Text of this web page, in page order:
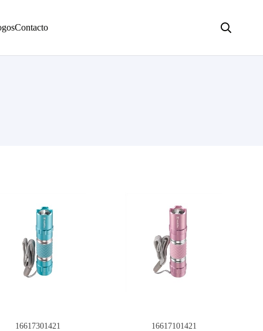
Contacto
16617301421
16617101421